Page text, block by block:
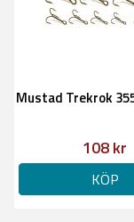
Mustad Trekrok
108 kr
KÖP